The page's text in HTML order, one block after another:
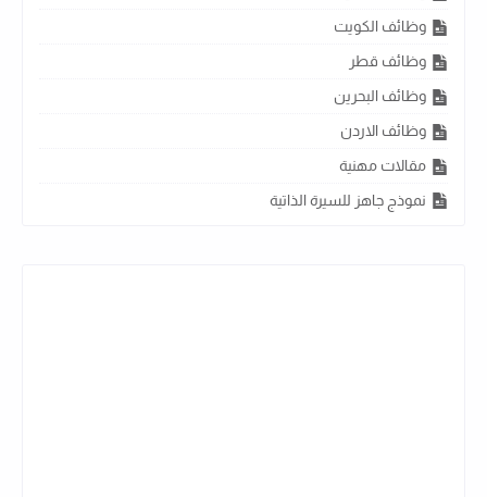
وظائف الكويت
وظائف قطر
وظائف البحرين
وظائف الاردن
مقالات مهنية
نموذج جاهز للسيرة الذاتية